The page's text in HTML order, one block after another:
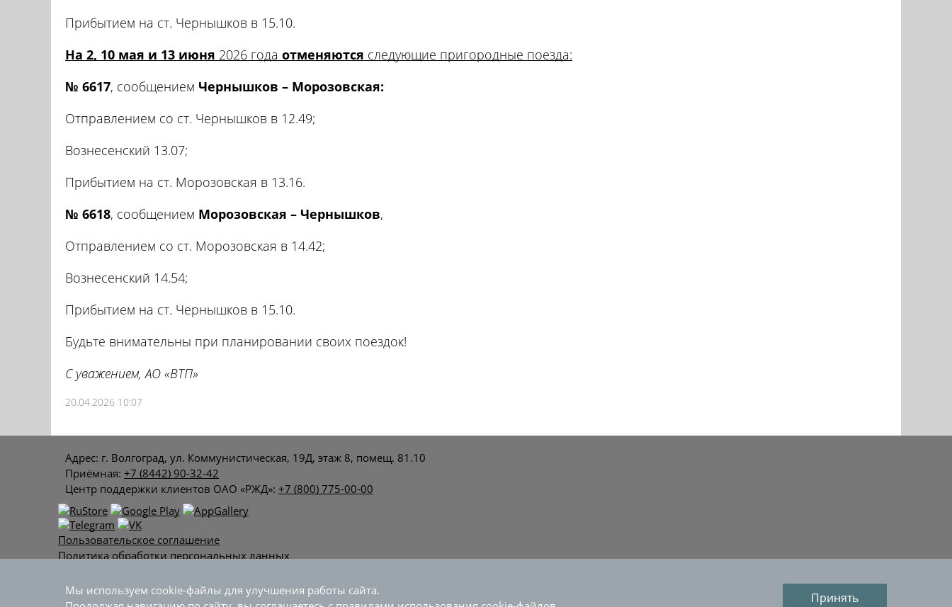
Прибытием на ст. Чернышков в 15.10.
На 2, 10 мая и 13 июня 2026 года отменяются следующие пригородные поезда:
№ 6617, сообщением Чернышков – Морозовская:
Отправлением со ст. Чернышков в 12.49;
Вознесенский 13.07;
Прибытием на ст. Морозовская в 13.16.
№ 6618, сообщением Морозовская – Чернышков,
Отправлением со ст. Морозовская в 14.42;
Вознесенский 14.54;
Прибытием на ст. Чернышков в 15.10.
Будьте внимательны при планировании своих поездок!
С уважением, АО «ВТП»
20.04.2026 10:07
Адрес: г. Волгоград, ул. Коммунистическая, 19Д, этаж 8, помещ. 81.10
Приёмная: +7 (8442) 90-32-42
Центр поддержки клиентов ОАО «РЖД»: +7 (800) 775-00-00
Пользовательское соглашение
Политика обработки персональных данных
сайт.
Мы используем cookie-файлы для улучшения работы сайта.
Принять